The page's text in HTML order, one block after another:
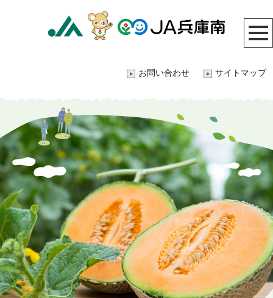
お問い合わせ サイトマップ